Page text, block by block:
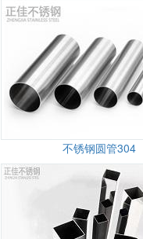
不锈钢圆管304